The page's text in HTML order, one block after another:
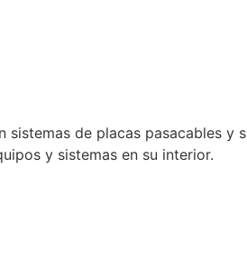
sistemas de placas pasacables y
y sistemas en su interior.